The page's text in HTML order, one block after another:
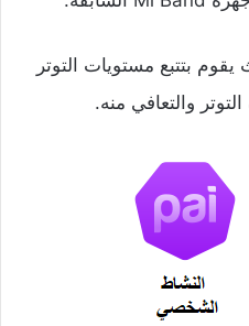
بتتبع مستويات التوتر
والتعافي منه.